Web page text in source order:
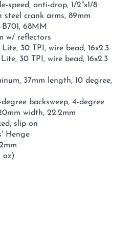
speed, anti-drop, 1/2"x1/8
steel crank arms, 89mm
68MM
w/ reflectors
30 TPI, wire bead, 16x2.3
30 TPI, wire bead, 16x2.3
37mm length, 10 degree,
backsweep, 4-degree
width, 22.2mm
slip-on
Henge
oz)